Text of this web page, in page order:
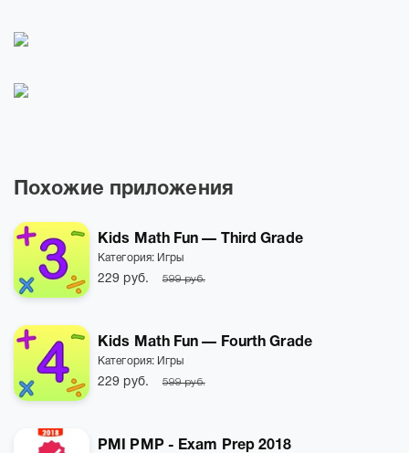
Похожие приложения
Kids Math Fun — Third Grade
Категория: Игры
229 руб. 599 руб.
Kids Math Fun — Fourth Grade
Категория: Игры
229 руб. 599 руб.
PMI PMP - Exam Prep 2018